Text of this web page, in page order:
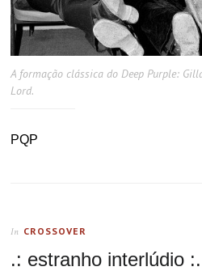
A formação clássica do Deep Purple:
Lord.
PQP
In CROSSOVER
.: estranho interlúdio